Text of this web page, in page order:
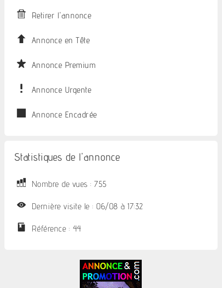
Retirer l'annonce
Annonce en Tête
Annonce Premium
Annonce Urgente
Annonce Encadrée
Statistiques de l'annonce
Nombre de vues : 755
Dernière visite le : 06/08 à 17:32
Référence : 44